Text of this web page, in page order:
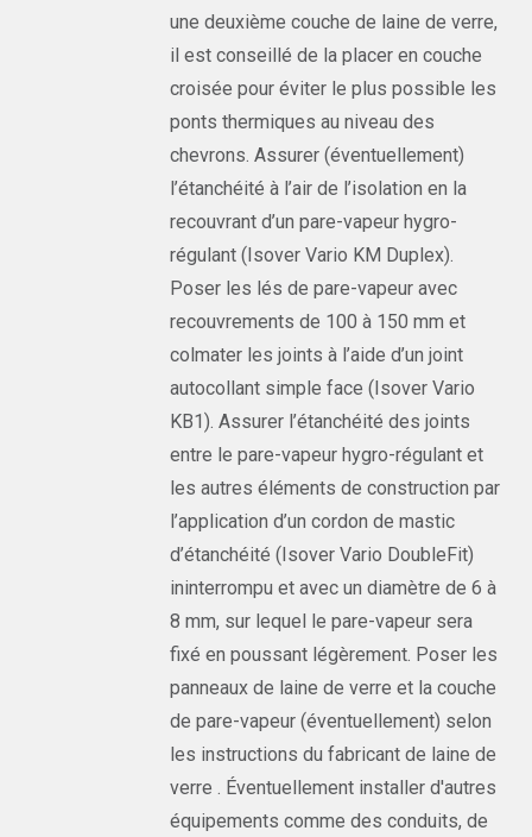
une deuxième couche de laine de verre,
il est conseillé de la placer en couche
croisée pour éviter le plus possible les
ponts thermiques au niveau des
chevrons. Assurer (éventuellement)
l’étanchéité à l’air de l’isolation en la
recouvrant d’un pare-vapeur hygro-
régulant (Isover Vario KM Duplex).
Poser les lés de pare-vapeur avec
recouvrements de 100 à 150 mm et
colmater les joints à l’aide d’un joint
autocollant simple face (Isover Vario
KB1). Assurer l’étanchéité des joints
entre le pare-vapeur hygro-régulant et
les autres éléments de construction par
l’application d’un cordon de mastic
d’étanchéité (Isover Vario DoubleFit)
ininterrompu et avec un diamètre de 6 à
8 mm, sur lequel le pare-vapeur sera
fixé en poussant légèrement. Poser les
panneaux de laine de verre et la couche
de pare-vapeur (éventuellement) selon
les instructions du fabricant de laine de
verre . Éventuellement installer d'autres
équipements comme des conduits, de